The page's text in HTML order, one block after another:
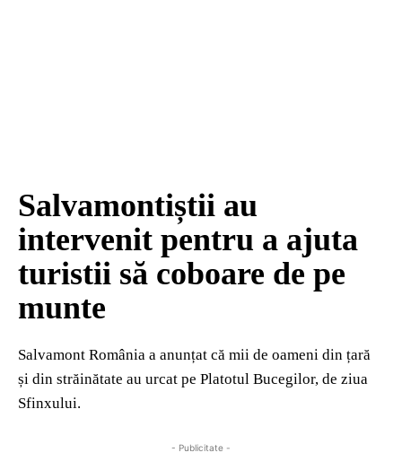
Salvamontiștii au
intervenit pentru a ajuta
turistii să coboare de pe
munte
Salvamont România a anunțat că mii de oameni din țară
și din străinătate au urcat pe Platotul Bucegilor, de ziua
Sfinxului.
- Publicitate -